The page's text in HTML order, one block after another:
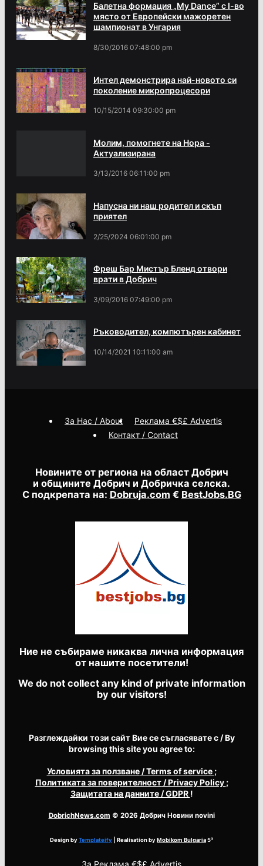
Балетна формация „My Dance” с І-во
място от Европейски мажоретен
шампионат в Унгария
8/30/2016 07:48:00 pm
Интел демонстрира най-новото си
поколение микропроцесори
10/15/2014 09:30:00 pm
Молим, помогнете на Нора -
Актуализирана
3/13/2016 06:11:00 pm
Напусна ни наш родител и скъп
приятел
2/25/2024 06:01:00 pm
Фреш Бар Мистър Бленд отвори
врати в Добрич
3/09/2016 07:49:00 pm
Ръководител, компютърен кабинет
10/14/2021 10:11:00 am
Новините от региона на област Добрич
и общините Добрич и Добричка селска.
С подкрепата на: Dobruja.com € BestJobs.BG
Ние не събираме никаква лична информация
от нашите посетители!
We do not collect any kind of private information
by our visitors!
Разглеждайки този сайт Вие се съгласявате с / By
browsing this site you agree to:
Условията за ползване/ Terms of service ;
Политиката за поверителност/ Privacy Policy ;
Защитата на данните/ GDPR !
DobrichNews.com © 2026 Добрич Новини novini
Design byTemplateify | Realisation byMobikom Bulgaria5³
За Реклама €$£ Advertis
За Нас / About
Реклама €$£ Advertis
Контакт / Contact